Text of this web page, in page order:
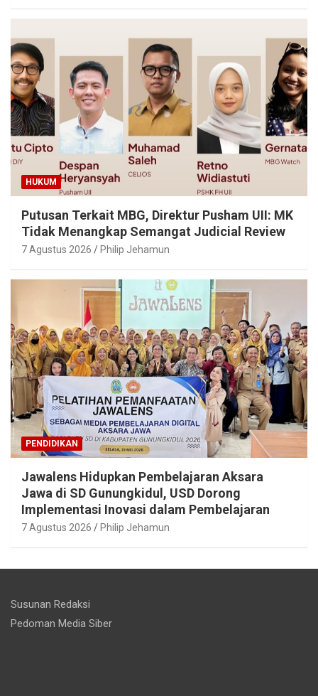
HUKUM
Putusan Terkait MBG, Direktur Pusham UII: MK
Tidak Menangkap Semangat Judicial Review
7 Agustus 2026 Philip Jehamun
PENDIDIKAN
Jawalens Hidupkan Pembelajaran Aksara
Jawa di SD Gunungkidul, USD Dorong
Implementasi Inovasi dalam Pembelajaran
7 Agustus 2026 Philip Jehamun
Susunan Redaksi
Pedoman Media Siber